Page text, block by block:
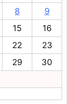
8
9
15
16
22
23
29
30